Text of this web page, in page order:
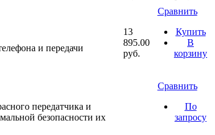
и передачи
13
895.00
руб.
Сравнить
Купить
В
корзину
передатчика и
безопасности их
Сравнить
По
запросу